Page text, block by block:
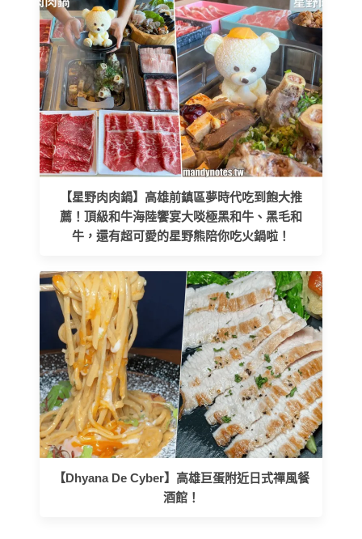
【星野肉肉鍋】高雄前鎮區夢時代吃到飽大推
薦！頂級和牛海陸饗宴大啖極黑和牛、黑毛和
牛，還有超可愛的星野熊陪你吃火鍋啦！
【Dhyana De Cyber】高雄巨蛋附近日式禪風餐
酒館！